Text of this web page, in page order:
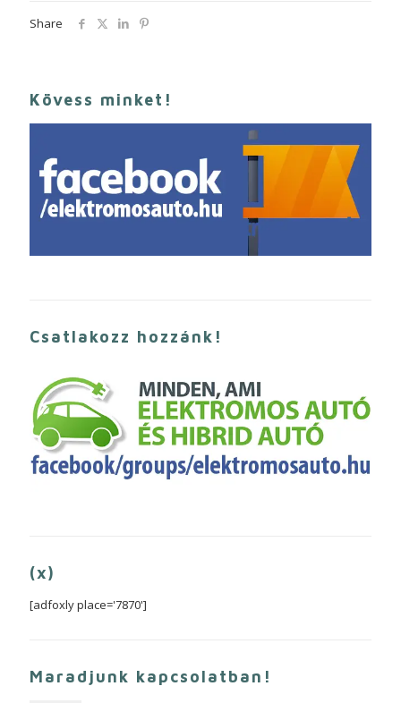
Share
Kövess minket!
Csatlakozz hozzánk!
(x)
[adfoxly place='7870']
Maradjunk kapcsolatban!